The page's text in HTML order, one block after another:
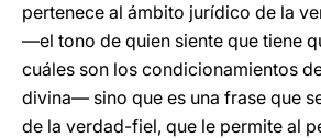
pertenece al ámbito jurídico de la
―el tono de quien siente que tiene
cuáles son los condicionamientos
divina― sino que es una frase que
de la verdad-fiel, que le permite al